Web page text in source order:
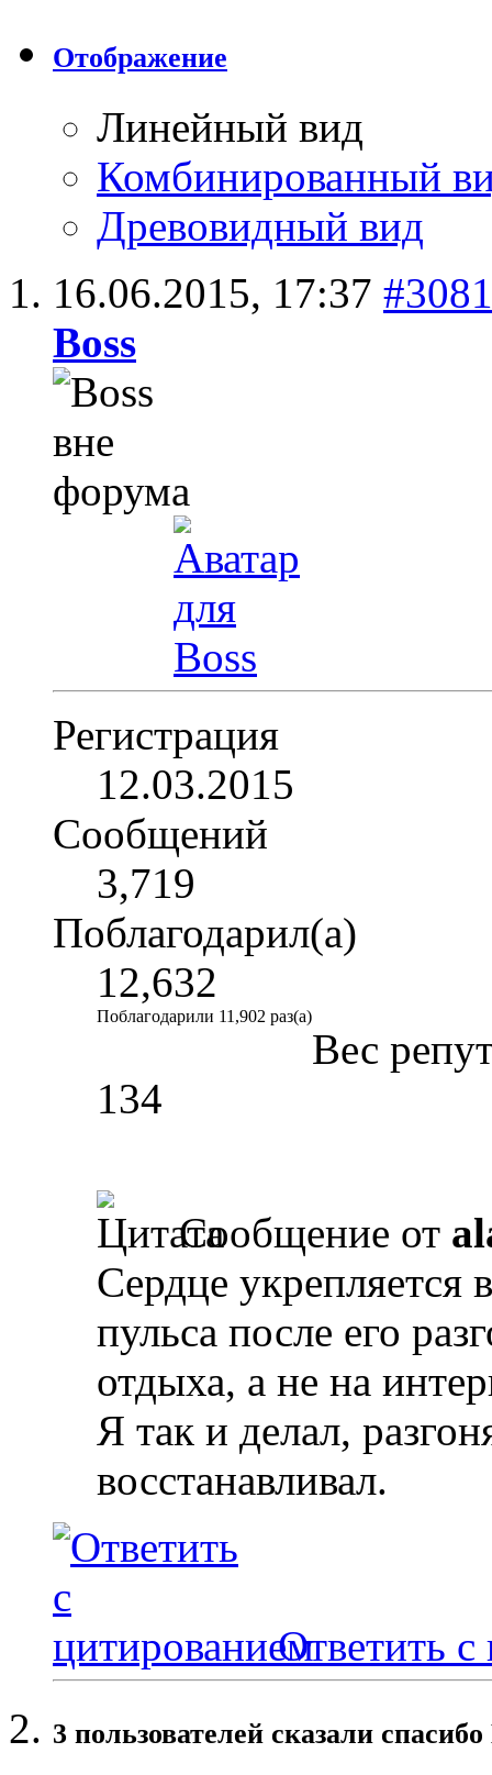
Отображение
Линейный вид
Комбинированный
Древовидный вид
16.06.2015, 17:37 #3081
Boss
Регистрация
12.03.2015
Сообщений
3,719
Поблагодарил(а)
12,632
Поблагодарили 11,902 раз(а)
Вес
134
Сообщение от
Сердце укрепляется
пульса после его
отдыха, а не на
Я так и делал,
восстанавливал.
Ответить с
3 пользователей сказали